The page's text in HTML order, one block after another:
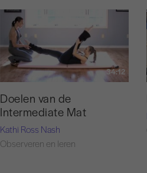
34:12
Doelen van de
Intermediate Mat
Kathi Ross Nash
Observeren en leren